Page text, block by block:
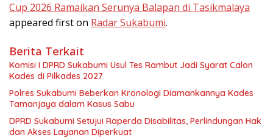
Cup 2026 Ramaikan Serunya Balapan di Tasikmalaya
appeared first on Radar Sukabumi.
Berita Terkait
Komisi I DPRD Sukabumi Usul Tes Rambut Jadi Syarat Calon
Kades di Pilkades 2027
Polres Sukabumi Beberkan Kronologi Diamankannya Kades
Tamanjaya dalam Kasus Sabu
DPRD Sukabumi Setujui Raperda Disabilitas, Perlindungan Hak
dan Akses Layanan Diperkuat